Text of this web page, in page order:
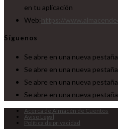
en tu aplicación
Web:
Síguenos
Se abre en una nueva pestaña
Se abre en una nueva pestaña
Se abre en una nueva pestaña
Se abre en una nueva pestaña
Acerca de Almacén de Cuentos
Aviso Legal
Política de privacidad